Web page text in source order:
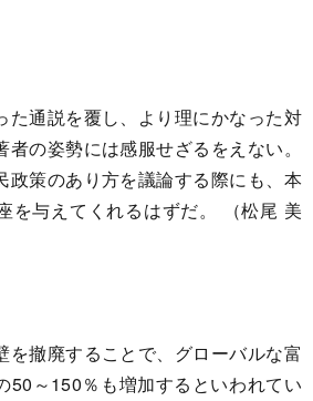
通説を覆し、より理にかなった対
の姿勢には感服せざるをえない。
政策のあり方を議論する際にも、本
を与えてくれるはずだ。 （松尾 美
を撤廃することで、グローバルな富
50～150％も増加するといわれてい